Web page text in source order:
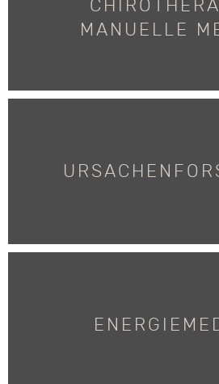
MANUELLE